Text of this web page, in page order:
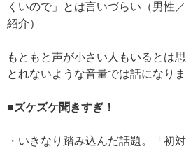
くいので」とは言いづらい（男性
紹介）
もともと声が小さい人もいるとは
とれないような音量では話になりま
■ズケズケ聞きすぎ！
・いきなり踏み込んだ話題。「初